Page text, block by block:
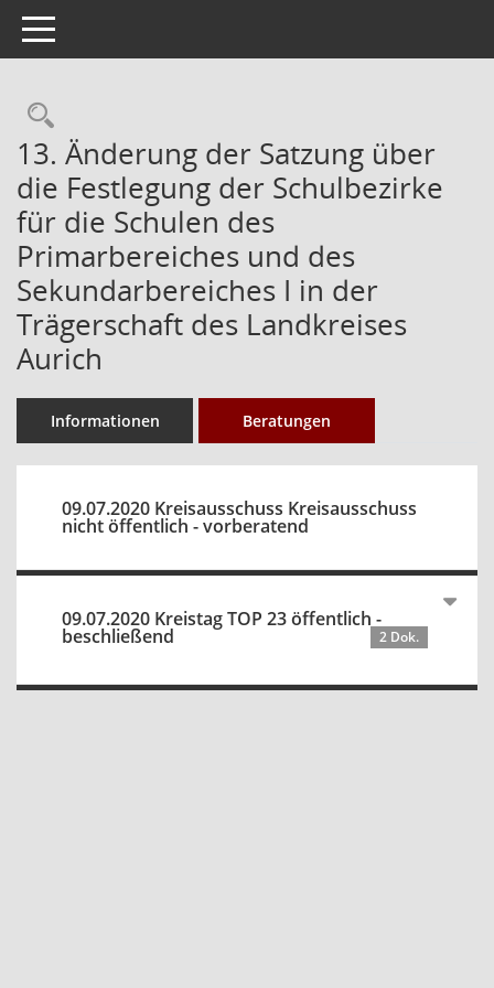
Toggle navigation
Rechercheauswahl
13. Änderung der Satzung über
die Festlegung der Schulbezirke
für die Schulen des
Primarbereiches und des
Sekundarbereiches I in der
Trägerschaft des Landkreises
Aurich
Informationen Beratungen
09.07.2020 Kreisausschuss Kreisausschuss
nicht öffentlich - vorberatend
09.07.2020 Kreistag TOP 23 öffentlich -
beschließend 2 Dok.